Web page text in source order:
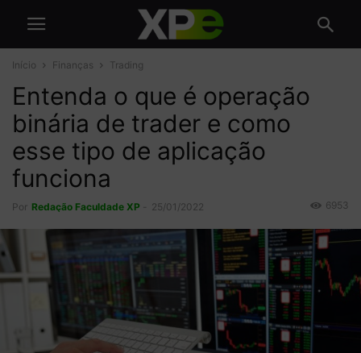
Início Finanças Trading
Entenda o que é operação
binária de trader e como
esse tipo de aplicação
funciona
Por Redação Faculdade XP 25/01/2022 6953